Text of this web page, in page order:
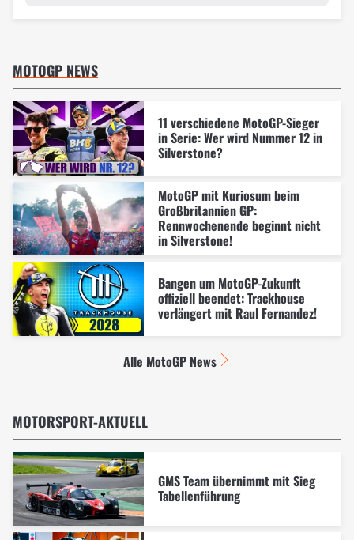
MOTOGP NEWS
11 verschiedene MotoGP-Sieger
in Serie: Wer wird Nummer 12 in
Silverstone?
MotoGP mit Kuriosum beim
Großbritannien GP:
Rennwochenende beginnt nicht
in Silverstone!
Bangen um MotoGP-Zukunft
offiziell beendet: Trackhouse
verlängert mit Raul Fernandez!
Alle MotoGP News
MOTORSPORT-AKTUELL
GMS Team übernimmt mit Sieg
Tabellenführung